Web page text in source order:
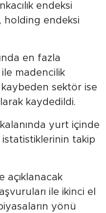
endeksi
holding endeksi
en fazla
ile madencilik
sektör ise
kaydedildi.
yurt içinde
istatistiklerinin takip
açıklanacak
ile ikinci el
yönü